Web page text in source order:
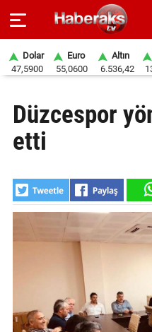
SPOR
YAŞAM
EKONOMİ
BELEDİYELER
SAĞLIK
EĞİTİM
Dolar
47,5900
Euro
55,0600
Altın
6.536,42
Düzcespor
etti